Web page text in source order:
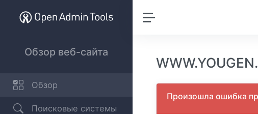
Обзор веб-сайта
Обзор
Поисковые системы
Произошла ошибка